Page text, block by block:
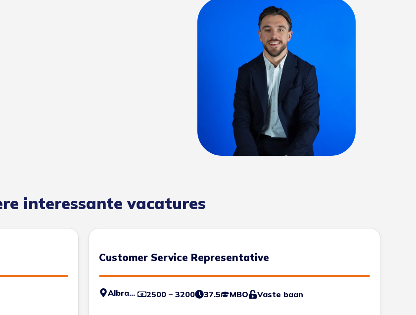
interessante vacatures
Customer Service Representative
Albrandswaard 2500 – 3200 37.5 MBO Vaste baan